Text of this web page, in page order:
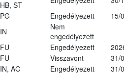
HB, ST
PG Engedélyezett
15/
IN
Nem
engedélyezett
FU Engedélyezett
FU Visszavont
31/
IN, AC Engedélyezett
31/